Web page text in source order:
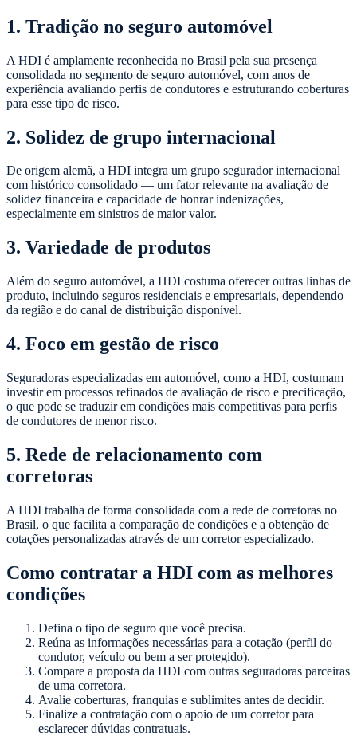
1. Tradição no seguro automóvel
A HDI é amplamente reconhecida no Brasil pela sua presença
consolidada no segmento de seguro automóvel, com anos de
experiência avaliando perfis de condutores e estruturando coberturas
para esse tipo de risco.
2. Solidez de grupo internacional
De origem alemã, a HDI integra um grupo segurador internacional
com histórico consolidado — um fator relevante na avaliação de
solidez financeira e capacidade de honrar indenizações,
especialmente em sinistros de maior valor.
3. Variedade de produtos
Além do seguro automóvel, a HDI costuma oferecer outras linhas de
produto, incluindo seguros residenciais e empresariais, dependendo
da região e do canal de distribuição disponível.
4. Foco em gestão de risco
Seguradoras especializadas em automóvel, como a HDI, costumam
investir em processos refinados de avaliação de risco e precificação,
o que pode se traduzir em condições mais competitivas para perfis
de condutores de menor risco.
5. Rede de relacionamento com
corretoras
A HDI trabalha de forma consolidada com a rede de corretoras no
Brasil, o que facilita a comparação de condições e a obtenção de
cotações personalizadas através de um corretor especializado.
Como contratar a HDI com as melhores
condições
Defina o tipo de seguro que você precisa.
Reúna as informações necessárias para a cotação (perfil do
condutor, veículo ou bem a ser protegido).
Compare a proposta da HDI com outras seguradoras parceiras
de uma corretora.
Avalie coberturas, franquias e sublimites antes de decidir.
Finalize a contratação com o apoio de um corretor para
esclarecer dúvidas contratuais.